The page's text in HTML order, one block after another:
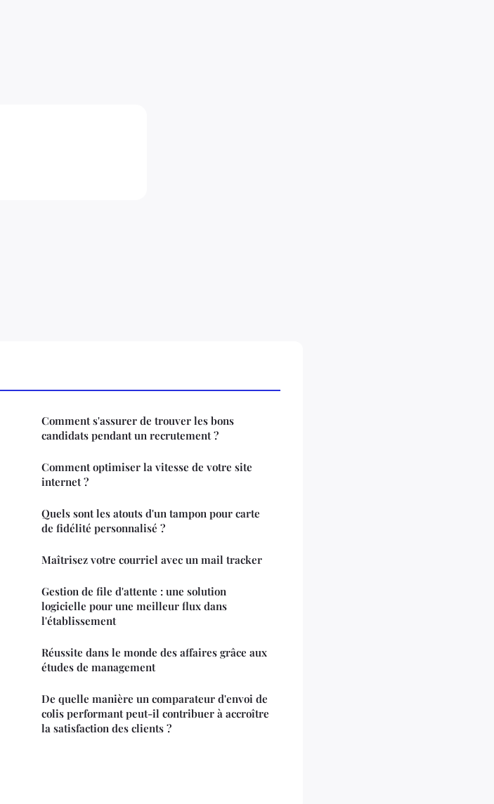
Comment s'assurer de trouver les bons
candidats pendant un recrutement ?
Comment optimiser la vitesse de votre site
internet ?
Quels sont les atouts d'un tampon pour carte
de fidélité personnalisé ?
Maîtrisez votre courriel avec un mail tracker
Gestion de file d'attente : une solution
logicielle pour une meilleur flux dans
l'établissement
Réussite dans le monde des affaires grâce aux
études de management
De quelle manière un comparateur d'envoi de
colis performant peut-il contribuer à accroître
la satisfaction des clients ?